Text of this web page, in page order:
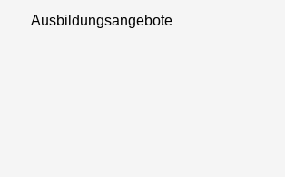
Ausbildungsangebote